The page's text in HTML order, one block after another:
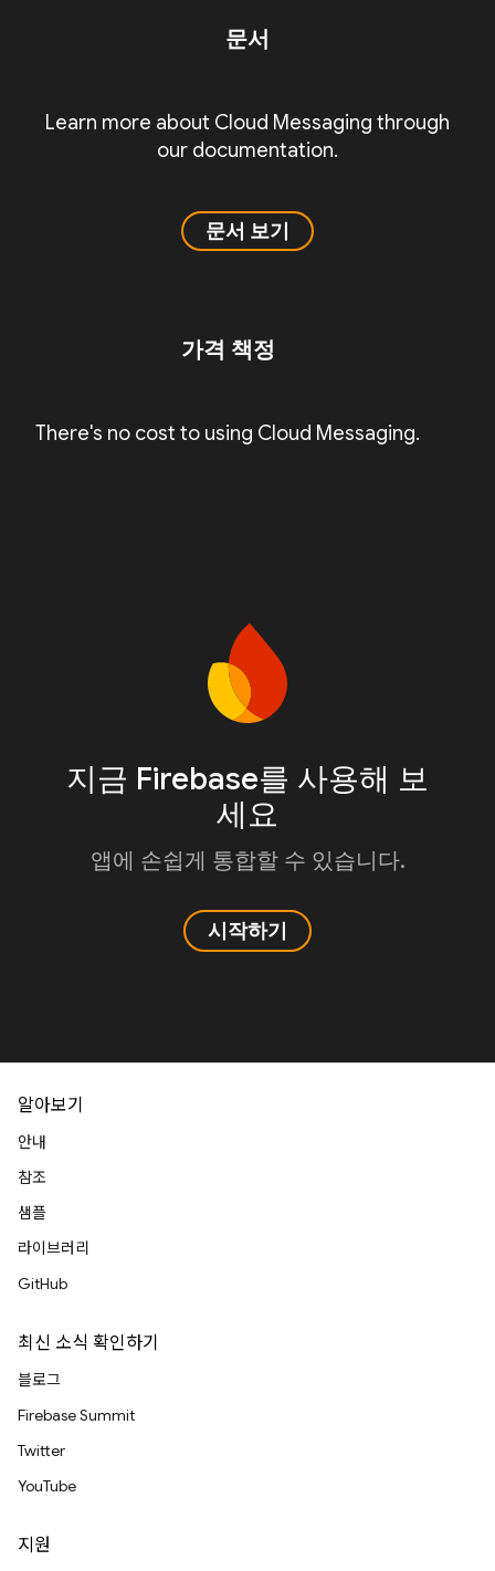
문서
Learn more about Cloud Messaging through
our documentation.
문서 보기
가격 책정
There's no cost to using Cloud Messaging.
지금 Firebase를 사용해 보
세요
앱에 손쉽게 통합할 수 있습니다.
시작하기
알아보기
안내
참조
샘플
라이브러리
GitHub
최신 소식 확인하기
블로그
Firebase Summit
Twitter
YouTube
지원